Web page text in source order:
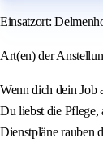
Einsatzort:
Art(en) der
Wenn dich dein Job
Du liebst die Pflege,
Dienstpläne rauben